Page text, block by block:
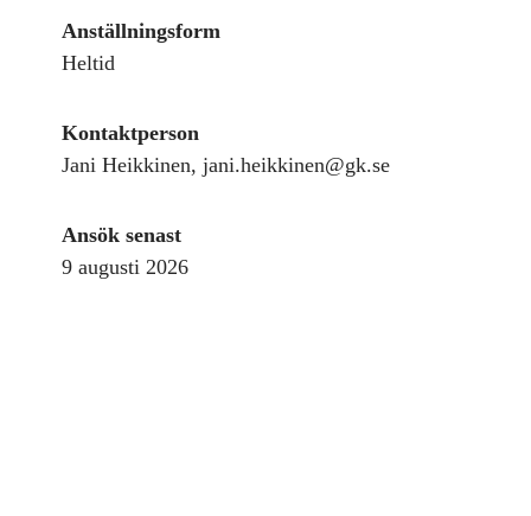
Anställningsform
Heltid
Kontaktperson
Jani Heikkinen, jani.heikkinen@gk.se
Ansök senast
9 augusti 2026